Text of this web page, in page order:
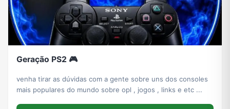
Geração PS2 🎮
venha tirar as dúvidas com a gente sobre uns dos consoles
mais populares do mundo sobre opl , jogos , links e etc ...